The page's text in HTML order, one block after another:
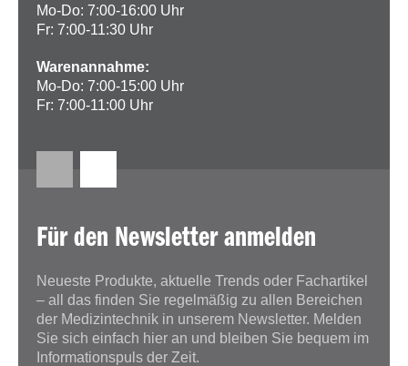
Mo-Do: 7:00-16:00 Uhr
Fr: 7:00-11:30 Uhr
Warenannahme:
Mo-Do: 7:00-15:00 Uhr
Fr: 7:00-11:00 Uhr
Für den Newsletter anmelden
Neueste Produkte, aktuelle Trends oder Fachartikel
– all das finden Sie regelmäßig zu allen Bereichen
der Medizintechnik in unserem Newsletter. Melden
Sie sich einfach hier an und bleiben Sie bequem im
Informationspuls der Zeit.